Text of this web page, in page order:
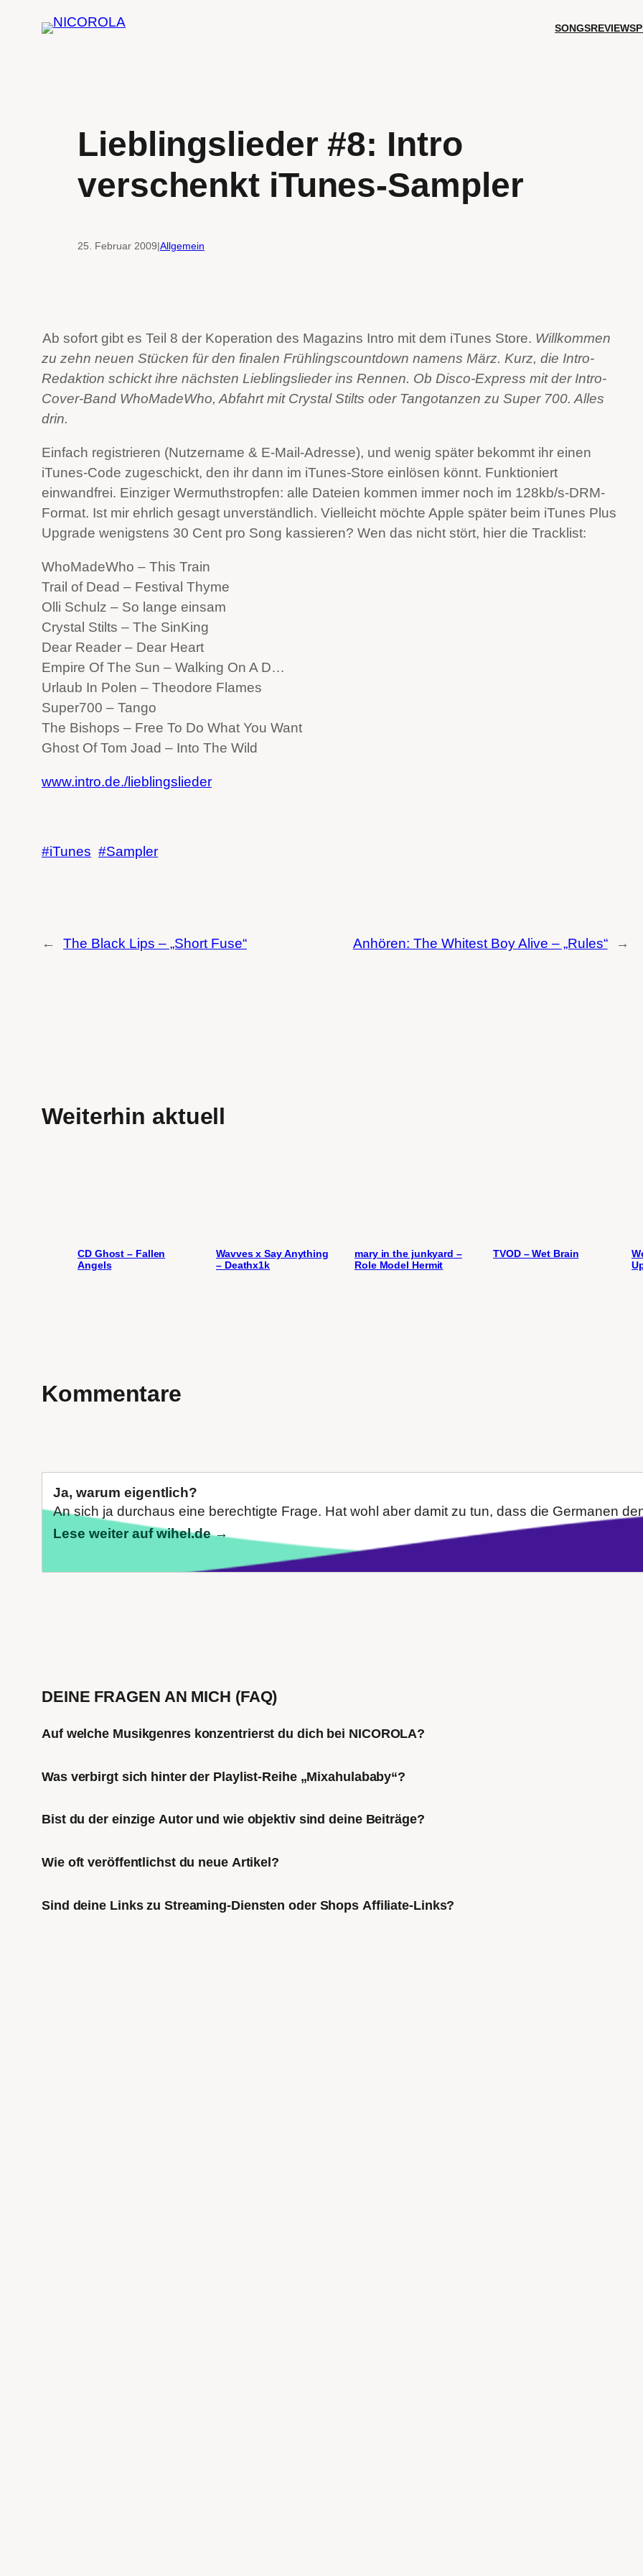
SONGSREVIEWS
Lieblingslieder #8: Intro
verschenkt iTunes-Sampler
25. Februar 2009|Allgemein
Ab sofort gibt es Teil 8 der Koperation des Magazins Intro mit dem iTunes Store. Willkommen
zu zehn neuen Stücken für den finalen Frühlingscountdown namens März. Kurz, die Intro-
Redaktion schickt ihre nächsten Lieblingslieder ins Rennen. Ob Disco-Express mit der Intro-
Cover-Band WhoMadeWho, Abfahrt mit Crystal Stilts oder Tangotanzen zu Super 700. Alles
drin.
Einfach registrieren (Nutzername & E-Mail-Adresse), und wenig später bekommt ihr einen
iTunes-Code zugeschickt, den ihr dann im iTunes-Store einlösen könnt. Funktioniert
einwandfrei. Einziger Wermuthstropfen: alle Dateien kommen immer noch im 128kb/s-DRM-
Format. Ist mir ehrlich gesagt unverständlich. Vielleicht möchte Apple später beim iTunes Plus
Upgrade wenigstens 30 Cent pro Song kassieren? Wen das nicht stört, hier die Tracklist:
WhoMadeWho – This Train
Trail of Dead – Festival Thyme
Olli Schulz – So lange einsam
Crystal Stilts – The SinKing
Dear Reader – Dear Heart
Empire Of The Sun – Walking On A D…
Urlaub In Polen – Theodore Flames
Super700 – Tango
The Bishops – Free To Do What You Want
Ghost Of Tom Joad – Into The Wild
www.intro.de./lieblingslieder
iTunes Sampler
← The Black Lips – „Short Fuse“ Anhören: The Whitest Boy Alive – „Rules“ →
Weiterhin aktuell
CD Ghost – Fallen
Angels
Wavves x Say Anything
– Deathx1k
mary in the junkyard –
Role Model Hermit
TVOD – Wet Brain
Kommentare
Ja, warum eigentlich?
An sich ja durchaus eine berechtigte Frage. Hat wohl aber damit zu tun, dass die Germanen
Lese weiter auf wihel.de →
DEINE FRAGEN AN MICH (FAQ)
Auf welche Musikgenres konzentrierst du dich bei NICOROLA?
Was verbirgt sich hinter der Playlist-Reihe „Mixahulababy“?
Bist du der einzige Autor und wie objektiv sind deine Beiträge?
Wie oft veröffentlichst du neue Artikel?
Sind deine Links zu Streaming-Diensten oder Shops Affiliate-Links?